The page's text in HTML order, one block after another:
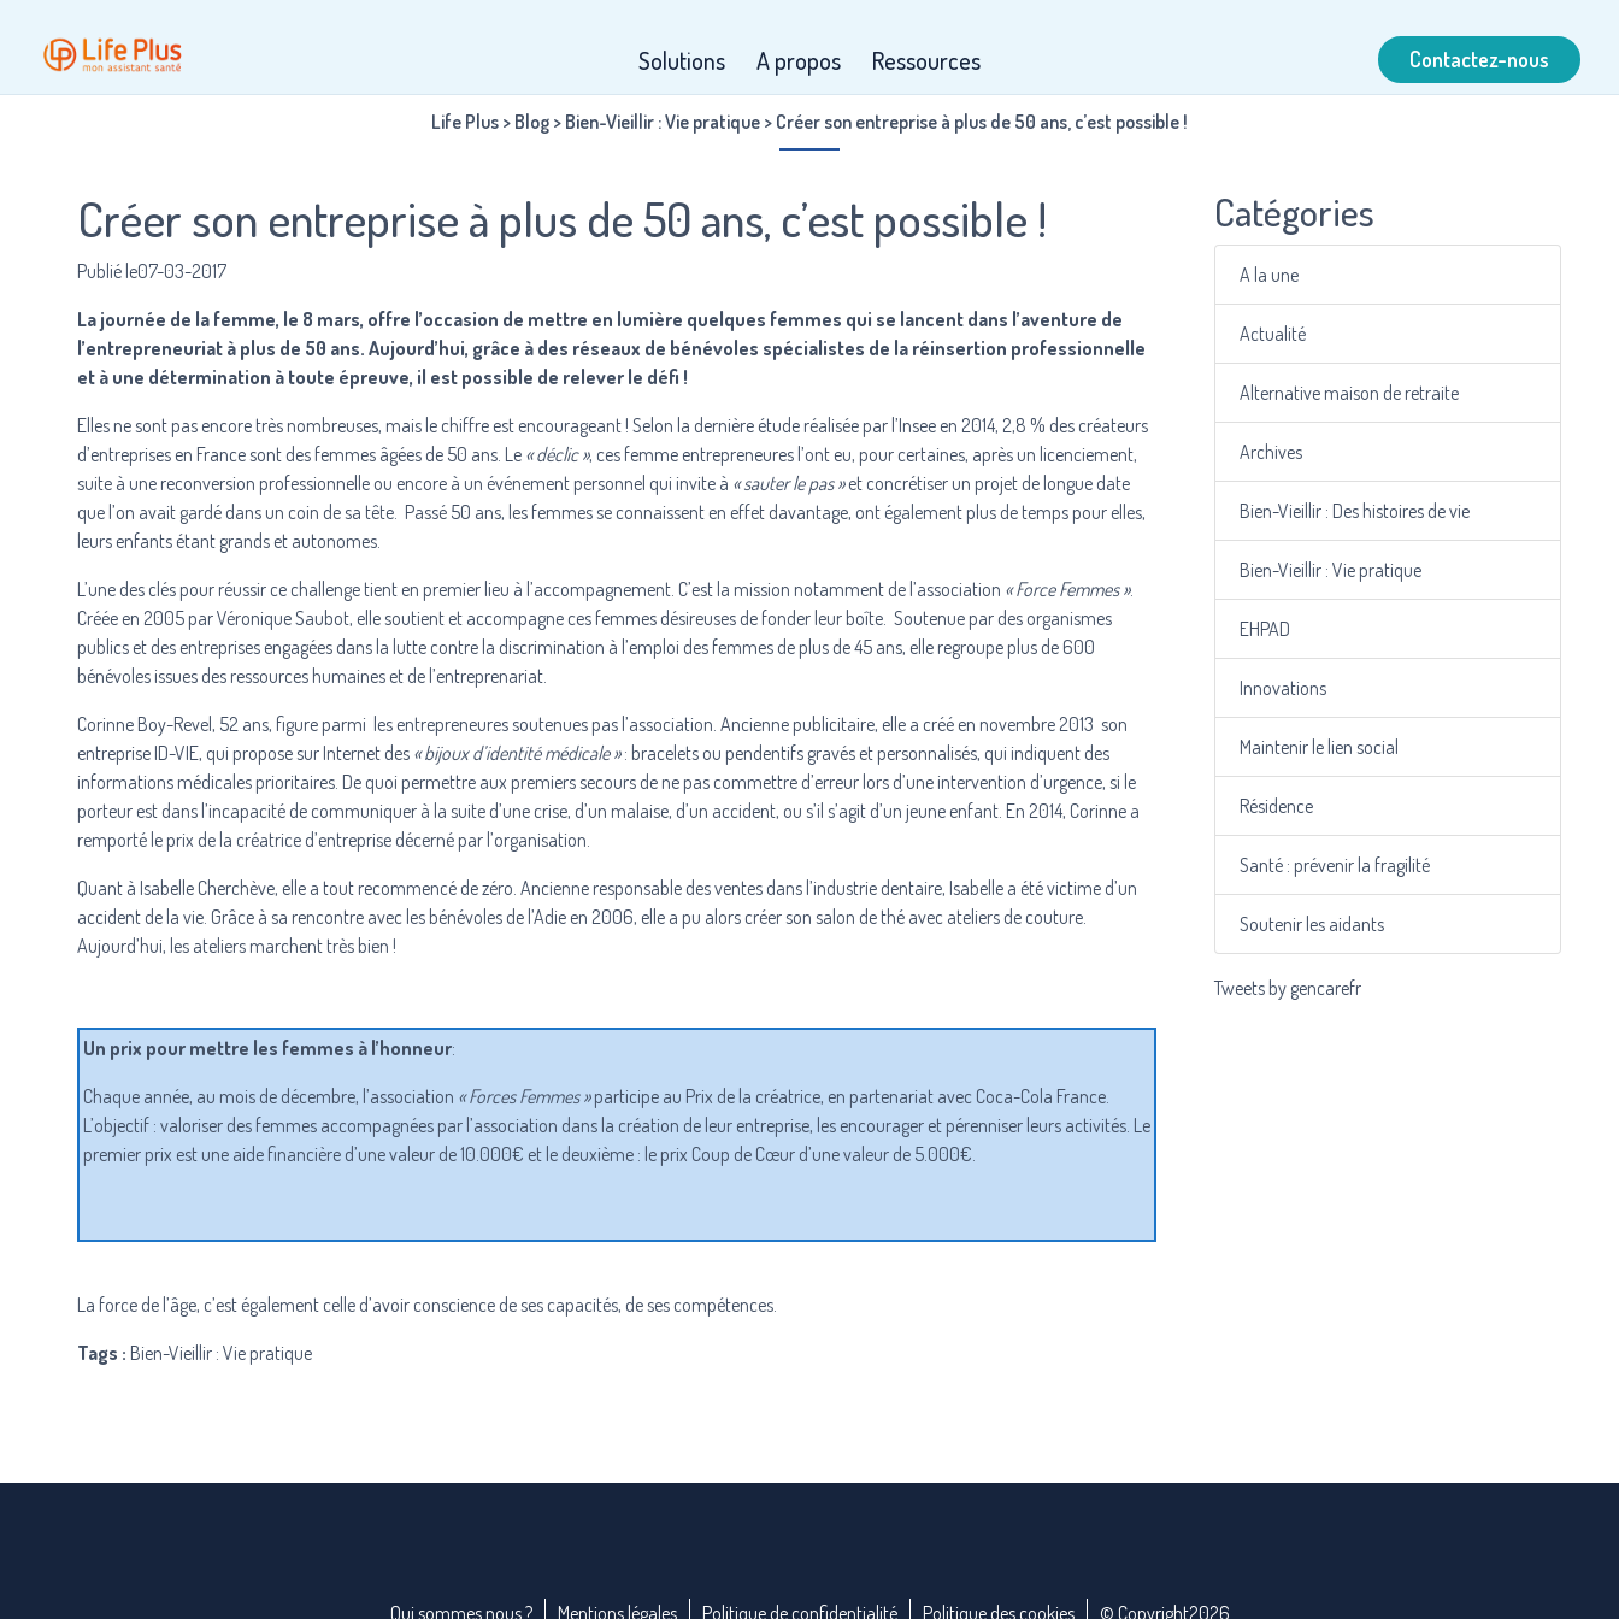
Contactez-nous
Solutions A propos Ressources
Life Plus > Blog > Bien-Vieillir : Vie pratique > Créer son entreprise à plus de 50 ans, c’est possible !
Créer son entreprise à plus de 50 ans, c’est possible !
Publié le07-03-2017
La journée de la femme, le 8 mars, offre l’occasion de mettre en lumière quelques femmes qui se lancent dans l’aventure de
l’entrepreneuriat à plus de 50 ans. Aujourd’hui, grâce à des réseaux de bénévoles spécialistes de la réinsertion professionnelle
et à une détermination à toute épreuve, il est possible de relever le défi !
Elles ne sont pas encore très nombreuses, mais le chiffre est encourageant ! Selon la dernière étude réalisée par l’Insee en 2014, 2,8 % des créateurs
d’entreprises en France sont des femmes âgées de 50 ans. Le « déclic », ces femme entrepreneures l’ont eu, pour certaines, après un licenciement,
suite à une reconversion professionnelle ou encore à un événement personnel qui invite à « sauter le pas »et concrétiser un projet de longue date
que l’on avait gardé dans un coin de sa tête. Passé 50 ans, les femmes se connaissent en effet davantage, ont également plus de temps pour elles,
leurs enfants étant grands et autonomes.
L’une des clés pour réussir ce challenge tient en premier lieu à l’accompagnement. C’est la mission notamment de l’association «Force Femmes».
Créée en 2005 par Véronique Saubot, elle soutient et accompagne ces femmes désireuses de fonder leur boîte. Soutenue par des organismes
publics et des entreprises engagées dans la lutte contre la discrimination à l’emploi des femmes de plus de 45 ans, elle regroupe plus de 600
bénévoles issues des ressources humaines et de l’entreprenariat.
Corinne Boy-Revel, 52 ans, figure parmi les entrepreneures soutenues pas l’association. Ancienne publicitaire, elle a créé en novembre 2013 son
entreprise ID-VIE, qui propose sur Internet des « bijoux d’identité médicale »: bracelets ou pendentifs gravés et personnalisés, qui indiquent des
informations médicales prioritaires. De quoi permettre aux premiers secours de ne pas commettre d’erreur lors d’une intervention d’urgence, si le
porteur est dans l’incapacité de communiquer à la suite d’une crise, d’un malaise, d’un accident, ou s’il s’agit d’un jeune enfant. En 2014, Corinne a
remporté le prix de la créatrice d’entreprise décerné par l’organisation.
Quant à Isabelle Cherchève, elle a tout recommencé de zéro. Ancienne responsable des ventes dans l’industrie dentaire, Isabelle a été victime d’un
accident de la vie. Grâce à sa rencontre avec les bénévoles de l’Adie en 2006, elle a pu alors créer son salon de thé avec ateliers de couture.
Aujourd’hui, les ateliers marchent très bien !
Un prix pour mettre les femmes à l’honneur:
Chaque année, au mois de décembre, l’association « Forces Femmes »participe au Prix de la créatrice, en partenariat avec Coca-Cola France.
L’objectif : valoriser des femmes accompagnées par l’association dans la création de leur entreprise, les encourager et pérenniser leurs activités. Le
premier prix est une aide financière d’une valeur de 10.000€ et le deuxième : le prix Coup de Cœur d’une valeur de 5.000€.
La force de l’âge, c’est également celle d’avoir conscience de ses capacités, de ses compétences.
Tags : Bien-Vieillir : Vie pratique
Catégories
A la une
Actualité
Alternative maison de retraite
Archives
Bien-Vieillir : Des histoires de vie
Bien-Vieillir : Vie pratique
EHPAD
Innovations
Maintenir le lien social
Résidence
Santé : prévenir la fragilité
Soutenir les aidants
Tweets by gencarefr
Qui sommes nous ? Mentions légales Politique de confidentialité Politique des cookies © Copyright2026